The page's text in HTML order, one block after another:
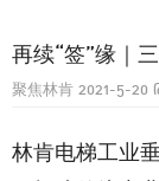
再续“签”缘｜
聚焦林肯 2021-5-20
林肯电梯工业